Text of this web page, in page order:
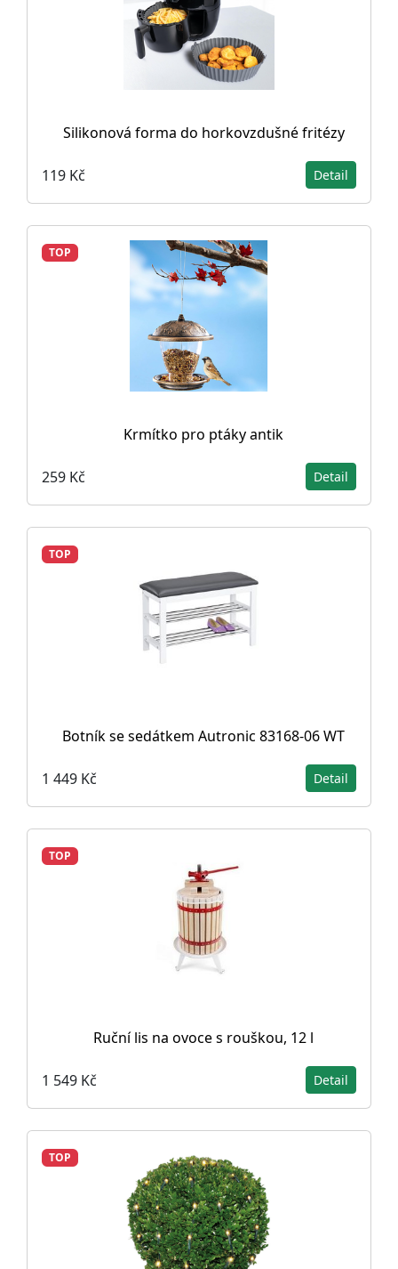
Silikonová forma do horkovzdušné fritézy
119 Kč Detail
TOP
Krmítko pro ptáky antik
259 Kč Detail
TOP
Botník se sedátkem Autronic 83168-06 WT
1 449 Kč Detail
TOP
Ruční lis na ovoce s rouškou, 12 l
1 549 Kč Detail
TOP